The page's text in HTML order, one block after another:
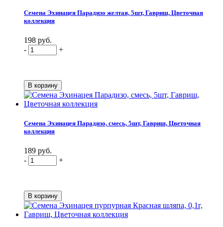
Семена Эхинацея Парадизо желтая, 5шт, Гавриш, Цветочная
коллекция
198 руб.
-
+
Семена Эхинацея Парадизо, смесь, 5шт, Гавриш, Цветочная
коллекция
189 руб.
-
+